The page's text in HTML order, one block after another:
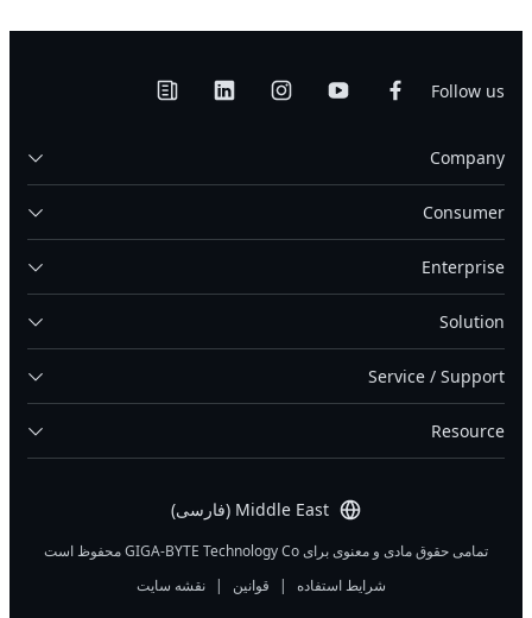
Follow us
Middle East (فارسی)
Company
Consumer
Enterprise
Solution
Service / Support
Resource
تمامی حقوق مادی و معنوی برای GIGA-BYTE Technology Co محفوظ است
شرایط استفاده
| قوانین | نقشه سایت